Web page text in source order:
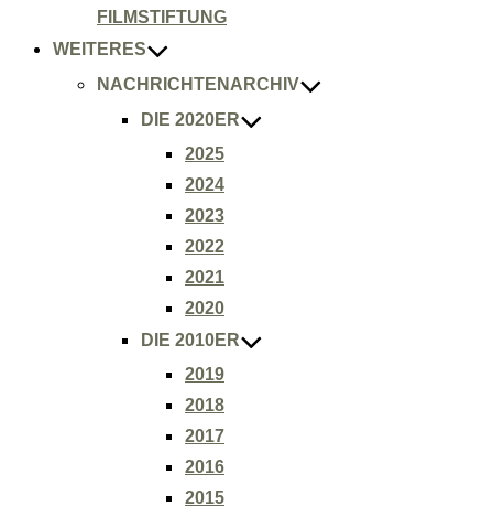
FILMSTIFTUNG
WEITERES
NACHRICHTENARCHIV
DIE 2020ER
2025
2024
2023
2022
2021
2020
DIE 2010ER
2019
2018
2017
2016
2015